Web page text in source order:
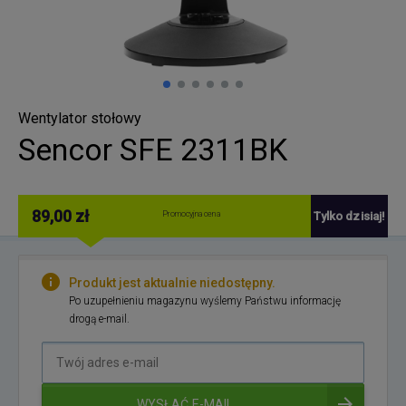
Wentylator stołowy
Sencor SFE 2311BK
89,00 zł Promocyjna cena Tylko dzisiaj!
Produkt jest aktualnie niedostępny.
Po uzupełnieniu magazynu wyślemy Państwu informację
drogą e-mail.